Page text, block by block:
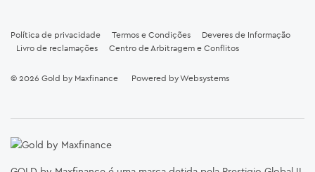
Política de privacidade Termos e Condições
Deveres de Informação
Livro de reclamações
Centro de Arbitragem e Conflitos
© 2026 Gold by Maxfinance Powered byWebsystems